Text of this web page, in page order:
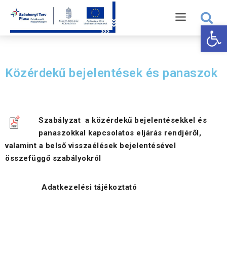
Közérdekű bejelentések és panaszok
Szabályzat a közérdekű bejelentésekkel és
panaszokkal kapcsolatos eljárás rendjéről,
valamint a belső visszaélések bejelentésével
összefüggő szabályokról
Adatkezelési tájékoztató